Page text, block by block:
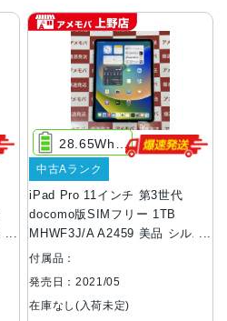
iPad Pro 11インチ 第3世代
docomo版SIMフリー 1TB
MHWF3J/A A2459 美品 シルバ
ー
28.65Whリチャジャブルリチウムポリマバッテリ内蔵
中古Aランク
付属品：
発売日：2021/05
在庫なし(入荷未定)